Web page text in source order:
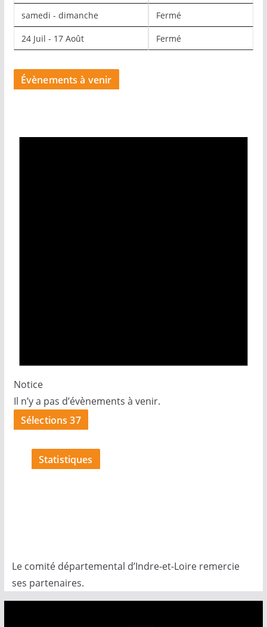
samedi - dimanche Fermé
24 Juil - 17 Août Fermé
Évènements à venir
Notice
Il n’y a pas d’évènements à venir.
Sélections 37
Statistiques
Le comité départemental d’Indre-et-Loire remercie
ses partenaires.